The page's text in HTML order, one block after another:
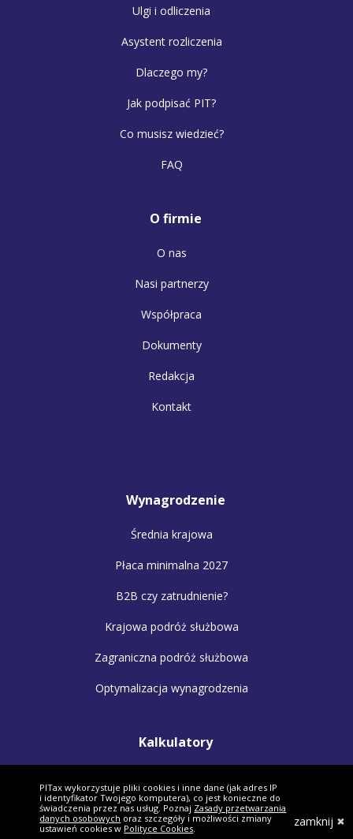
Ulgi i odliczenia
Asystent rozliczenia
Dlaczego my?
Jak podpisać PIT?
Co musisz wiedzieć?
FAQ
O firmie
O nas
Nasi partnerzy
Współpraca
Dokumenty
Redakcja
Kontakt
Wynagrodzenie
Średnia krajowa
Płaca minimalna 2027
B2B czy zatrudnienie?
Krajowa podróż służbowa
Zagraniczna podróż służbowa
Optymalizacja wynagrodzenia
Kalkulatory
Kalkulator małżonków
PITax wykorzystuje pliki cookies i inne dane (jak adres IP
i identyfikator Twojego komputera), co jest konieczne do
świadczenia przez nas usług. Poznaj Zasady przetwarzania
danych osobowych oraz szczegóły i możliwości zmiany
ustawień cookies w Polityce Cookies. zamknij